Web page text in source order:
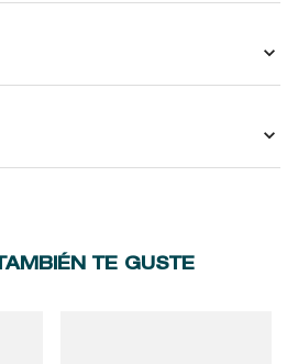
TE GUSTE